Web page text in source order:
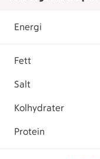
Energi
Fett
Salt
Kolhydrater
Protein